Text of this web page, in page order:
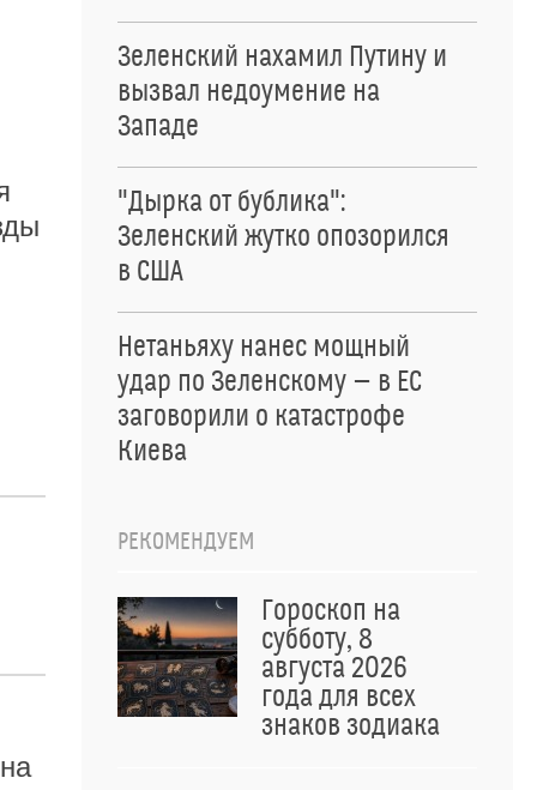
Зеленский нахамил Путину и
вызвал недоумение на
Западе
"Дырка от бублика":
Зеленский жутко опозорился
в США
Нетаньяху нанес мощный
удар по Зеленскому — в ЕС
заговорили о катастрофе
Киева
РЕКОМЕНДУЕМ
Гороскоп на
субботу, 8
августа 2026
года для всех
знаков зодиака